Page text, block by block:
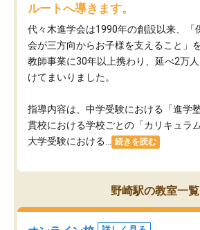
ルートへ導きます。
代々木進学会は1990年の創設以来、「
会が三方向からお子様を支えること」
教師事業に30年以上携わり、延べ2万
けてまいりました。
指導内容は、中学受験における「進学
貫校における学校ごとの「カリキュラ
大学受験における...
続きを読む
野崎駅の教室一覧